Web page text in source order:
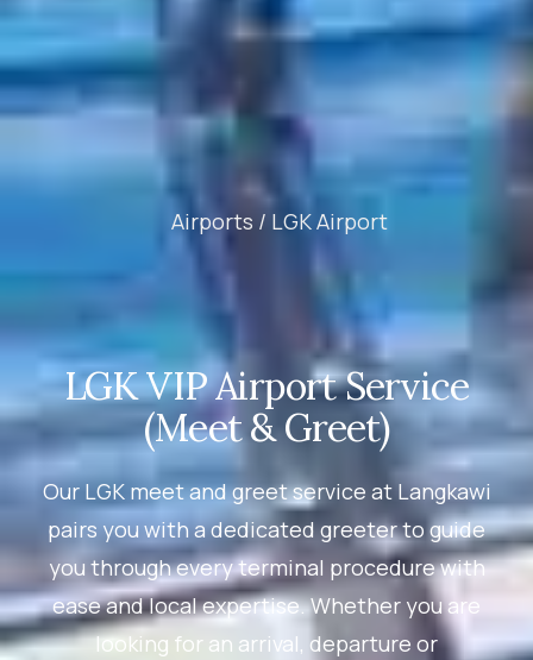
Airports / LGK Airport
LGK VIP Airport Service
(Meet & Greet)
Our LGK meet and greet service at Langkawi
pairs you with a dedicated greeter to guide
you through every terminal procedure with
ease and local expertise. Whether you are
looking for an arrival, departure or